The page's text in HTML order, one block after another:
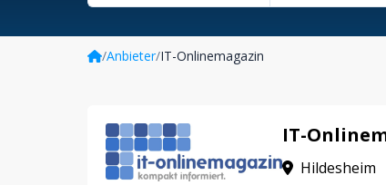
/Anbieter/IT-Onlinemagazin
IT-
Hildesheim